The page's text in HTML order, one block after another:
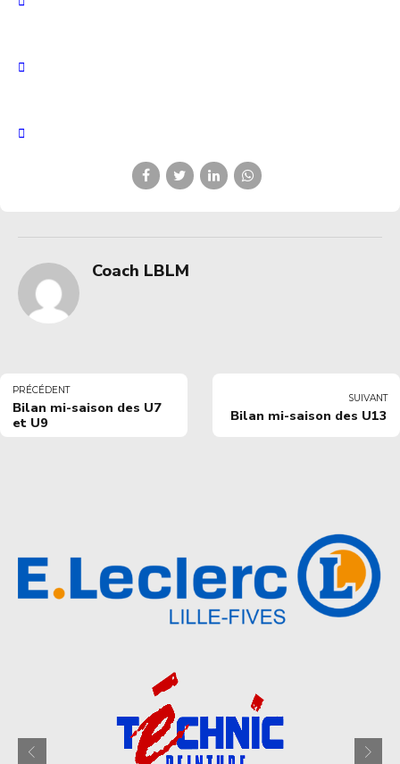
Coach LBLM
PRÉCÉDENT
Bilan mi-saison des U7
et U9
SUIVANT
Bilan mi-saison des U13